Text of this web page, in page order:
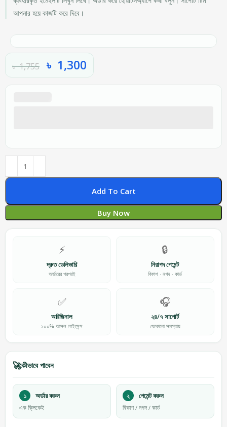
আপনার হয়ে কাজটি করে দিবে।
৳1,755 ৳ 1,300
Add To Cart
Buy Now
⚡
দ্রুত ডেলিভারি
অর্ডারের পরপরই
🔒
নিরাপদ পেমেন্ট
বিকাশ · নগদ · কার্ড
✅
অরিজিনাল
১০০% আসল লাইসেন্স
🎧
২৪/৭ সাপোর্ট
যেকোনো সমস্যায়
🚀কীভাবে পাবেন
১ অর্ডার করুন
এক ক্লিকেই
২ পেমেন্ট করুন
বিকাশ / নগদ / কার্ড